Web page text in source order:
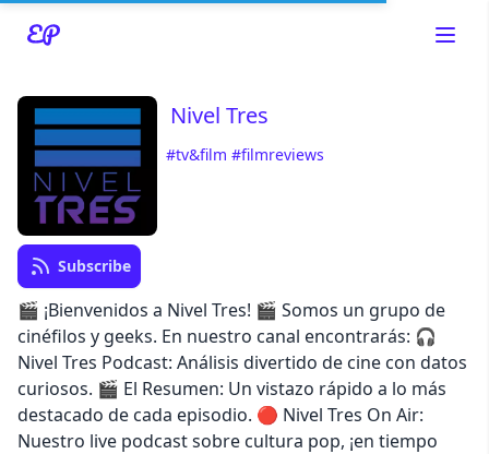
Read about our content policies
Nivel Tres
#tv&film #filmreviews
Subscribe
🎬 ¡Bienvenidos a Nivel Tres! 🎬 Somos un grupo de
cinéfilos y geeks. En nuestro canal encontrarás: 🎧
Nivel Tres Podcast: Análisis divertido de cine con datos
curiosos. 🎬 El Resumen: Un vistazo rápido a lo más
destacado de cada episodio. 🔴 Nivel Tres On Air:
Nuestro live podcast sobre cultura pop, ¡en tiempo